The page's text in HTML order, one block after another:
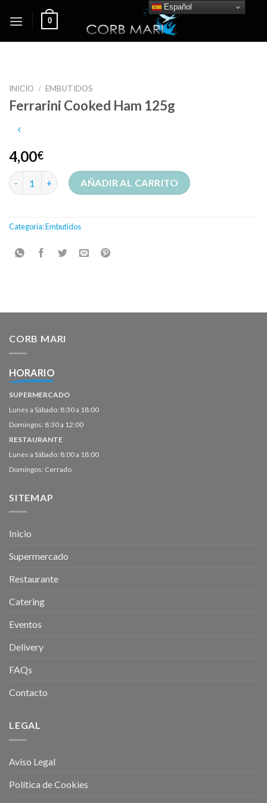
0
INICIO / EMBUTIDOS
Ferrarini Cooked Ham 125g
4,00€
Ferrarini Cooked Ham 125g cantidad
AÑADIR AL CARRITO
Categoría:Embutidos
CORB MARI
HORARIO
SUPERMERCADO
Lunes a Sábado: 8:30 a 18:00
Domingos: 8:30 a 12:00
RESTAURANTE
Lunes a Sábado: 8:00 a 18:00
Domingos: Cerrado
SITEMAP
Inicio
Supermercado
Restaurante
Catering
Eventos
Delivery
FAQs
Contacto
LEGAL
Aviso Legal
Política de Cookies
Español